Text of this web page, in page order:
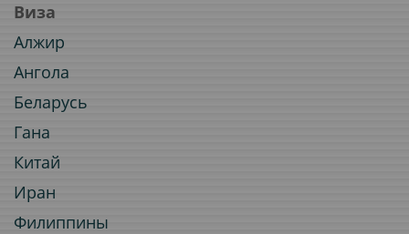
Виза
Алжир
Ангола
Беларусь
Гана
Китай
Иран
Филиппины